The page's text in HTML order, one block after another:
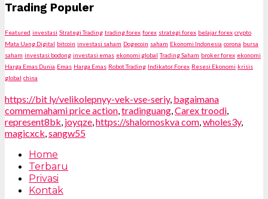
Trading Populer
Featured investasi Strategi Trading trading forex forex strategi forex belajar forex crypto
Mata Uang Digital bitcoin investasi saham Dogecoin saham Ekonomi Indonesia corona bursa
saham investasi bodong investasi emas ekonomi global Trading Saham broker forex ekonomi
Harga Emas Dunia Emas Harga Emas Robot Trading Indikator Forex Resesi Ekonomi krisis
global china
https://bit ly/velikolepnyy-vek-vse-seriy, bagaimana
commemahami price action,tradinguang,Carex troodi,
represent8bk, joyqze,https://shalomoskva com,wholes3y,
magicxck,sangw55
Home
Terbaru
Privasi
Kontak